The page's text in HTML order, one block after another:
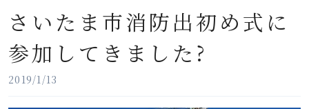
さいたま市消防出初め式に
参加してきました?
2019/1/13